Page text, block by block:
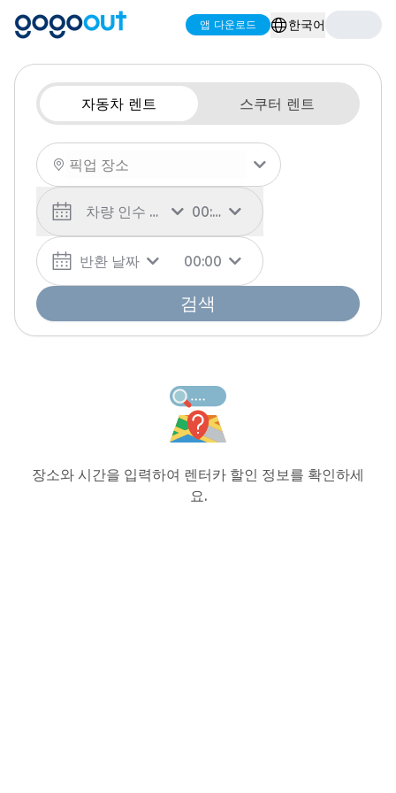
앱 다운로드 한국어
자동차 렌트 스쿠터 렌트
차량 인수 날짜 00:00
반환 날짜 00:00
검색
장소와 시간을 입력하여 렌터카 할인 정보를 확인하세
요.